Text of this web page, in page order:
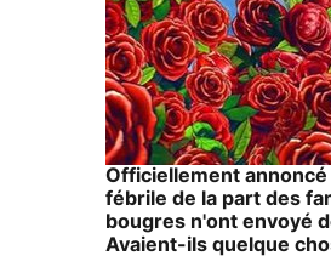
Officiellement
fébrile de la part des
bougres n'ont envoyé
Avaient-ils quelque